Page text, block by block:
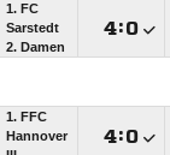
1. FC
Sarstedt
2. Damen
:
1. FFC
Hannover
: